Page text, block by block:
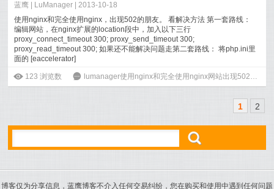
蓝鹰 | LuManager | 2013-10-18
使用nginx和完全使用nginx，出现502的朋友。 看解决方法 第一套路线：
编辑网站，在nginx扩展的location段中，加入以下三行
proxy_connect_timeout 300; proxy_send_timeout 300;
proxy_read_timeout 300; 如果还不能解决问题走第二套路线： 将php.ini里
面的 [eaccelerator]
文]
ė 123 浏览数 6 lumanager使用nginx和完全使用nginx网站出现502的解决方法
1 2
ő
博客仅为分享信息，蓝鹰博客不介入任何交易纠纷，您在购买和使用中遇到任何问题